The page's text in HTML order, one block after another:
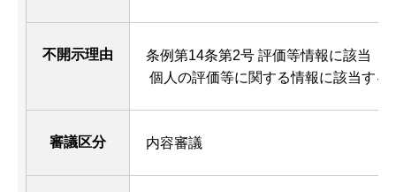
不開示理由
条例第14条第2号 評価等情報に該当
個人の評価等に関する情報に該当する
審議区分 内容審議